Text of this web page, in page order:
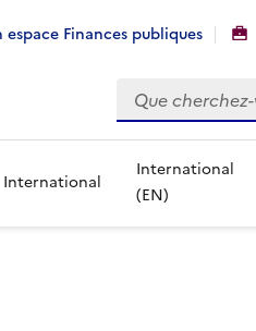
Finances publiques
Rechercher
International
International
(EN)